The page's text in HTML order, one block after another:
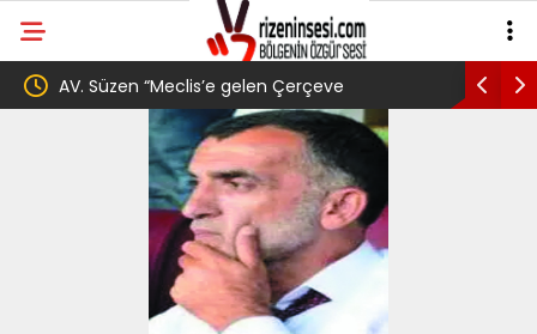
“Meclis’e gelen Çerçeve
Türkiye’de yeni bir başlangıç için
fidesi olmuştur”
YENİ Parti’den
Gövde Gösterisi: Üç